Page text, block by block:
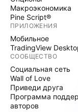
Макроэкономика
Pine Script®
ПРИЛОЖЕНИЯ
Мобильное
TradingView
СООБЩЕСТВО
Социальная сеть
Wall of Love
Приведи друга
Программа
авторов